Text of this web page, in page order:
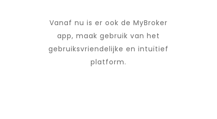
Vanaf nu is er ook de MyBroker
app, maak gebruik van het
gebruiksvriendelijke en intuïtief
platform.